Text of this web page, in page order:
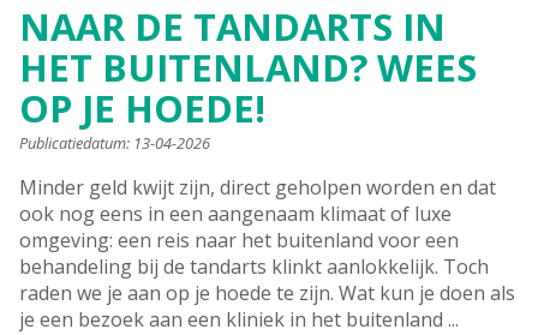
NAAR DE TANDARTS IN
HET BUITENLAND? WEES
OP JE HOEDE!
Publicatiedatum: 13-04-2026
Minder geld kwijt zijn, direct geholpen worden en dat
ook nog eens in een aangenaam klimaat of luxe
omgeving: een reis naar het buitenland voor een
behandeling bij de tandarts klinkt aanlokkelijk. Toch
raden we je aan op je hoede te zijn. Wat kun je doen als
je een bezoek aan een kliniek in het buitenland ...